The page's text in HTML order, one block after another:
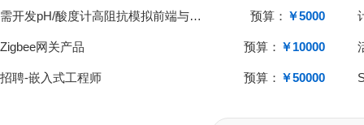
需开发pH/酸度计高阻抗模拟前端与单片机系统 预算： ￥5000
Zigbee网关产品 预算： ￥10000
招聘-嵌入式工程师 预算： ￥50000